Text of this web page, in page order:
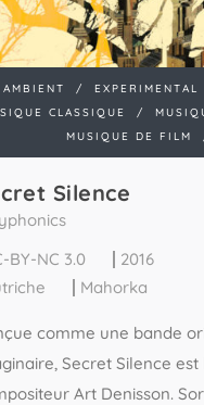
AMBIENT / EXPERIMENTAL
CLASSIQUE
/
MUSIQUE DE FILM
Silence
BY-NC 3.0
2016
Mahorka
comme une bande
Secret Silence
Art Denisson.